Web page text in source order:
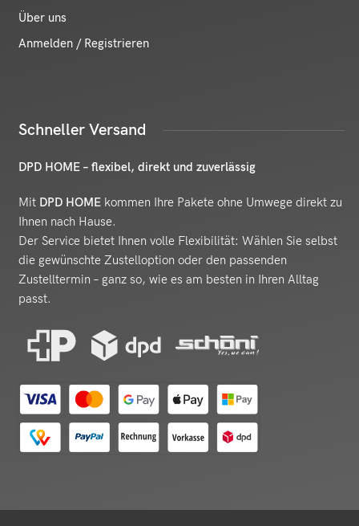
Über uns
Anmelden / Registrieren
Schneller Versand
DPD HOME – flexibel, direkt und zuverlässig
Mit DPD HOME kommen Ihre Pakete ohne Umwege direkt zu
Ihnen nach Hause.
Der Service bietet Ihnen volle Flexibilität: Wählen Sie selbst
die gewünschte Zustelloption oder den passenden
Zustelltermin – ganz so, wie es am besten in Ihren Alltag
passt.